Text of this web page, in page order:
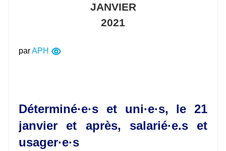
JANVIER
2021
parAPH
Déterminé·e·s et uni·e·s, le 21
janvier et après, salarié·e.s et
usager·e·s